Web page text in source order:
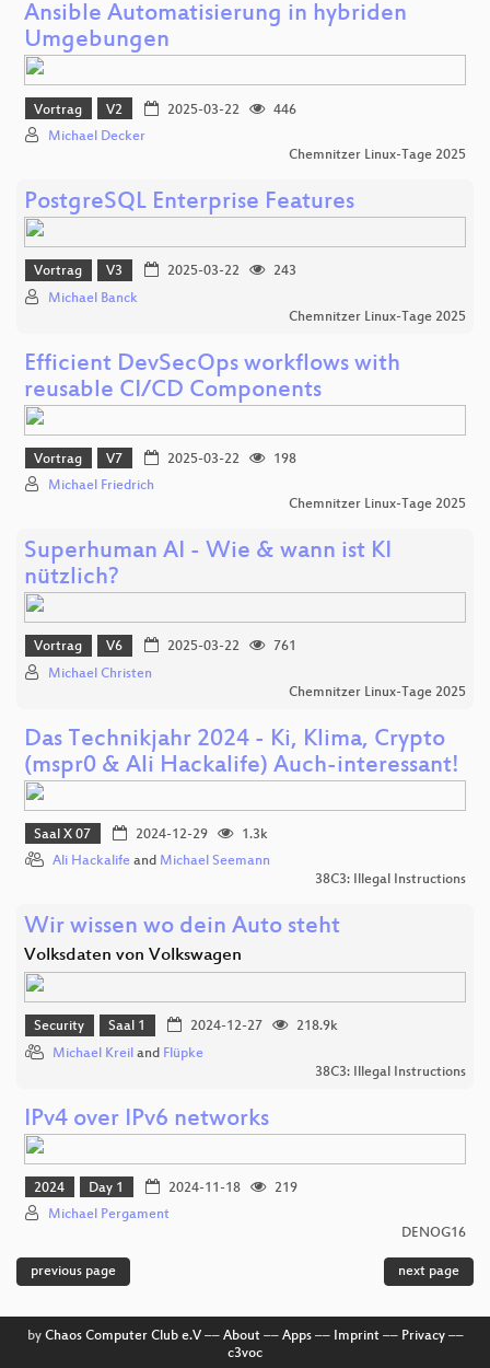
Ansible Automatisierung in hybriden
Umgebungen
Vortrag V2 2025-03-22
446
Michael Decker
Chemnitzer Linux-Tage 2025
PostgreSQL Enterprise Features
Vortrag V3 2025-03-22
243
Michael Banck
Chemnitzer Linux-Tage 2025
Efficient DevSecOps workflows with
reusable CI/CD Components
Vortrag V7 2025-03-22
198
Michael Friedrich
Chemnitzer Linux-Tage 2025
Superhuman AI - Wie & wann ist KI
nützlich?
Vortrag V6 2025-03-22
761
Michael Christen
Chemnitzer Linux-Tage 2025
Das Technikjahr 2024 - Ki, Klima, Crypto
(mspr0 & Ali Hackalife) Auch-interessant!
Saal X 07 2024-12-29
1.3k
Ali Hackalife and Michael Seemann
38C3: Illegal Instructions
Wir wissen wo dein Auto steht
Volksdaten von Volkswagen
Security Saal 1 2024-12-27
218.9k
Michael Kreil and Flüpke
38C3: Illegal Instructions
IPv4 over IPv6 networks
2024 Day 1 2024-11-18
219
Michael Pergament
DENOG16
previous page next page
by Chaos Computer Club e.V–– About–– Apps–– Imprint–– Privacy––
c3voc